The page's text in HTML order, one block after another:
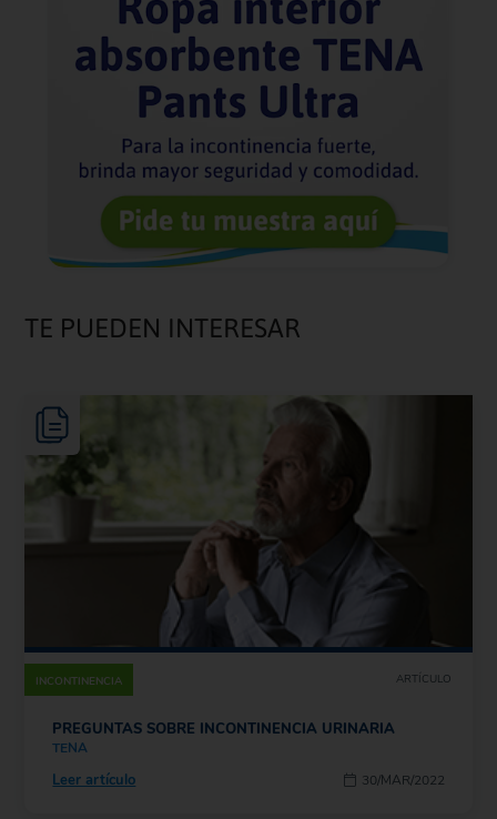
TE PUEDEN INTERESAR
INCONTINENCIA ARTÍCULO
PREGUNTAS SOBRE INCONTINENCIA URINARIA
TENA
30/MAR/2022
Leer artículo